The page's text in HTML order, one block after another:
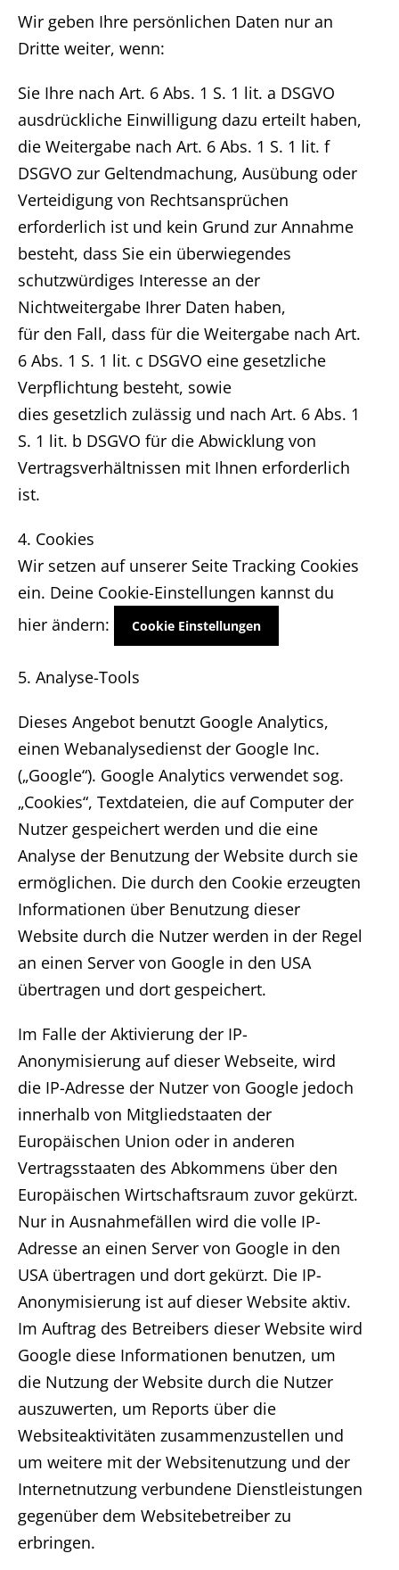
Wir geben Ihre persönlichen Daten nur an
Dritte weiter, wenn:
Sie Ihre nach Art. 6 Abs. 1 S. 1 lit. a DSGVO
ausdrückliche Einwilligung dazu erteilt haben,
die Weitergabe nach Art. 6 Abs. 1 S. 1 lit. f
DSGVO zur Geltendmachung, Ausübung oder
Verteidigung von Rechtsansprüchen
erforderlich ist und kein Grund zur Annahme
besteht, dass Sie ein überwiegendes
schutzwürdiges Interesse an der
Nichtweitergabe Ihrer Daten haben,
für den Fall, dass für die Weitergabe nach Art.
6 Abs. 1 S. 1 lit. c DSGVO eine gesetzliche
Verpflichtung besteht, sowie
dies gesetzlich zulässig und nach Art. 6 Abs. 1
S. 1 lit. b DSGVO für die Abwicklung von
Vertragsverhältnissen mit Ihnen erforderlich
ist.
4. Cookies
Wir setzen auf unserer Seite Tracking Cookies
ein. Deine Cookie-Einstellungen kannst du
hier ändern:
Cookie Einstellungen
5. Analyse-Tools
Dieses Angebot benutzt Google Analytics,
einen Webanalysedienst der Google Inc.
(„Google“). Google Analytics verwendet sog.
„Cookies“, Textdateien, die auf Computer der
Nutzer gespeichert werden und die eine
Analyse der Benutzung der Website durch sie
ermöglichen. Die durch den Cookie erzeugten
Informationen über Benutzung dieser
Website durch die Nutzer werden in der Regel
an einen Server von Google in den USA
übertragen und dort gespeichert.
Im Falle der Aktivierung der IP-
Anonymisierung auf dieser Webseite, wird
die IP-Adresse der Nutzer von Google jedoch
innerhalb von Mitgliedstaaten der
Europäischen Union oder in anderen
Vertragsstaaten des Abkommens über den
Europäischen Wirtschaftsraum zuvor gekürzt.
Nur in Ausnahmefällen wird die volle IP-
Adresse an einen Server von Google in den
USA übertragen und dort gekürzt. Die IP-
Anonymisierung ist auf dieser Website aktiv.
Im Auftrag des Betreibers dieser Website wird
Google diese Informationen benutzen, um
die Nutzung der Website durch die Nutzer
auszuwerten, um Reports über die
Websiteaktivitäten zusammenzustellen und
um weitere mit der Websitenutzung und der
Internetnutzung verbundene Dienstleistungen
gegenüber dem Websitebetreiber zu
erbringen.